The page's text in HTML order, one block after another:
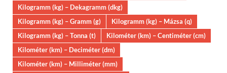
Kilogramm (kg) – Dekagramm (dkg)
Kilogramm (kg) – Gramm (g)
Kilogramm (kg) – Mázsa (q)
Kilogramm (kg) – Tonna (t)
Kilométer (km) – Centiméter (cm)
Kilométer (km) – Deciméter (dm)
Kilométer (km) – Milliméter (mm)